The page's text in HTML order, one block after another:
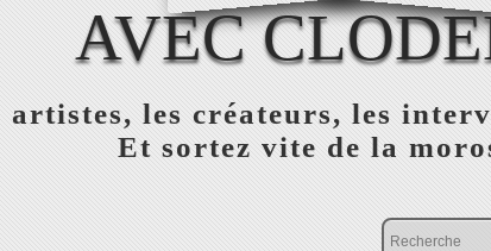
AVEC
artistes, les créateurs, les
Et sortez vite de la